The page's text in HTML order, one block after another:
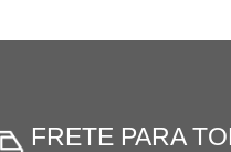
FRETE PARA